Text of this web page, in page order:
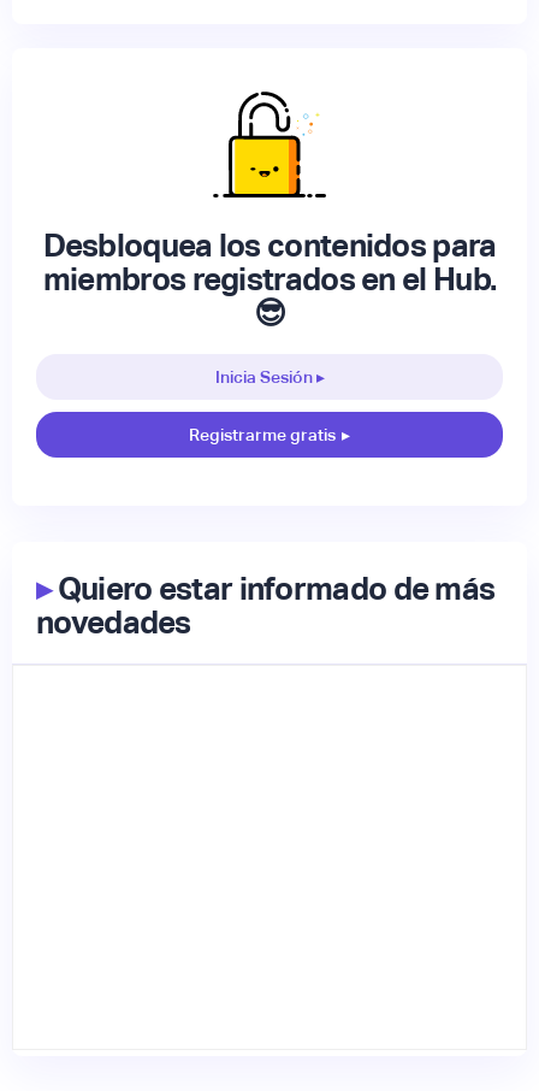
Desbloquea los contenidos para
miembros registrados en el Hub.
😎
Inicia Sesión ▸
Registrarme gratis ▸
▸Quiero estar informado de más
novedades